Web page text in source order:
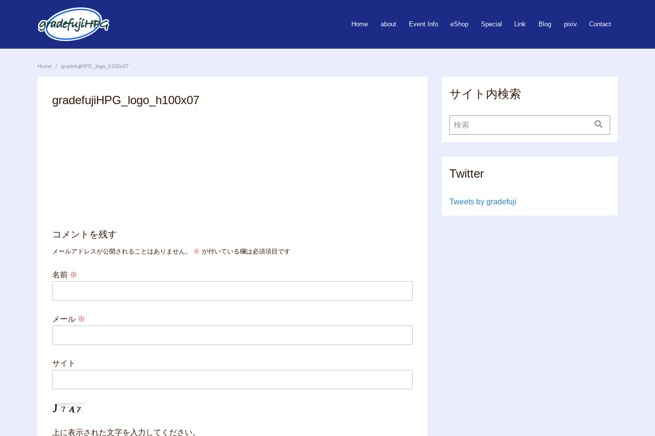
Home about Event Info eShop Special Link Blog pixiv Contact
Home gradefujiHPG_logo_h100x07
gradefujiHPG_logo_h100x07
コメントを残す
メールアドレスが公開されることはありません。 ※ が付いている欄は必須項目です
名前 ※
メール ※
サイト
上に表示された文字を入力してください。
サイト内検索
Twitter
Tweets by gradefuji